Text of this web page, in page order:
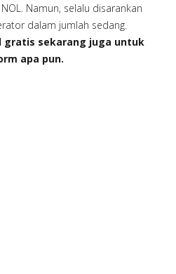
Namun, selalu disarankan
dalam jumlah sedang.
gratis sekarang juga untuk
apa pun.